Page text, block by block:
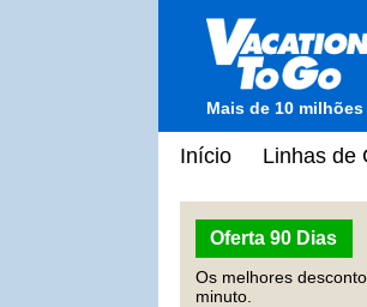
Mais de 10
Início Linhas de
Oferta 90 Dias
Os melhores
minuto.